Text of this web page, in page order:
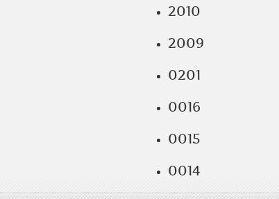
2010
2009
0201
0016
0015
0014